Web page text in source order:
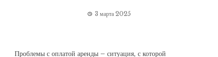
3 марта 2025
Проблемы с оплатой аренды – ситуация, с которой